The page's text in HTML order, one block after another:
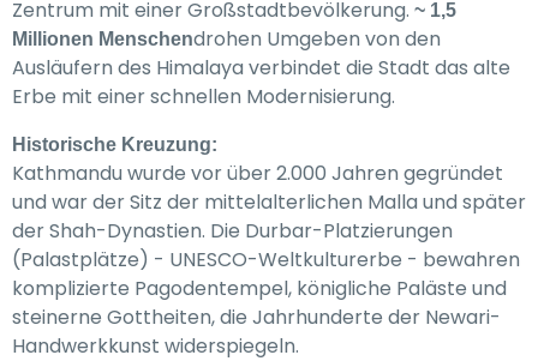
Zentrum mit einer Großstadtbevölkerung. ~ 1,5
Millionen Menschendrohen Umgeben von den
Ausläufern des Himalaya verbindet die Stadt das alte
Erbe mit einer schnellen Modernisierung.
Historische Kreuzung:
Kathmandu wurde vor über 2.000 Jahren gegründet
und war der Sitz der mittelalterlichen Malla und später
der Shah-Dynastien. Die Durbar-Platzierungen
(Palastplätze) - UNESCO-Weltkulturerbe - bewahren
komplizierte Pagodentempel, königliche Paläste und
steinerne Gottheiten, die Jahrhunderte der Newari-
Handwerkkunst widerspiegeln.